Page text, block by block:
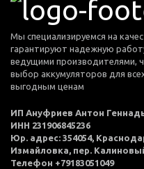
Мы специализируемся на
гарантируют надежную
ведущими производителями,
выбор аккумуляторов для
выгодным ценам
ИП Ануфриев Антон
ИНН 231906845236
Юр. адрес: 354054,
Измайловка, пер.
Телефон +79183051049